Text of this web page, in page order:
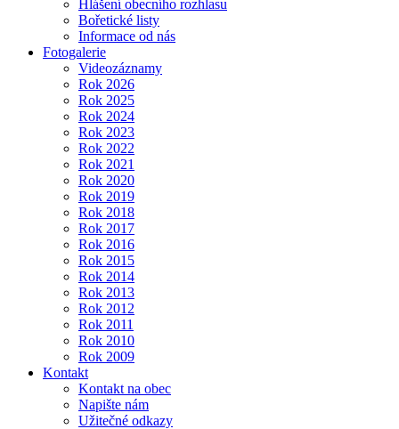
Hlášení obecního rozhlasu
Bořetické listy
Informace od nás
Fotogalerie
Videozáznamy
Rok 2026
Rok 2025
Rok 2024
Rok 2023
Rok 2022
Rok 2021
Rok 2020
Rok 2019
Rok 2018
Rok 2017
Rok 2016
Rok 2015
Rok 2014
Rok 2013
Rok 2012
Rok 2011
Rok 2010
Rok 2009
Kontakt
Kontakt na obec
Napište nám
Užitečné odkazy